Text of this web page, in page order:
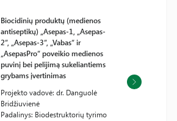
Biocidinių produktų (medienos
antiseptikų) „Asepas-1, „Asepas-
2“, „Asepas-3“, „Vabas“ ir
„AsepasPro“ poveikio medienos
puvinį bei pelijimą sukeliantiems
grybams įvertinimas
Projekto vadovė: dr. Danguolė
Bridžiuvienė
Padalinys: Biodestruktorių tyrimo